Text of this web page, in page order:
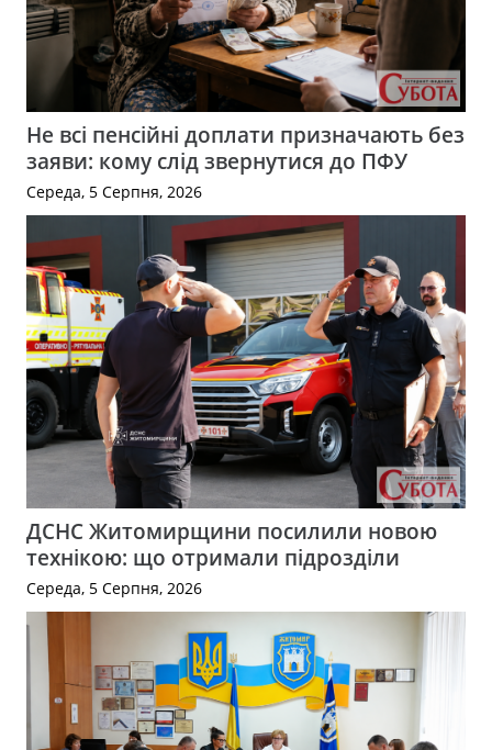
Не всі пенсійні доплати призначають без
заяви: кому слід звернутися до ПФУ
Середа, 5 Серпня, 2026
ДСНС Житомирщини посилили новою
технікою: що отримали підрозділи
Середа, 5 Серпня, 2026